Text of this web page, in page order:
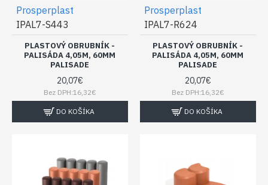
Prosperplast
IPAL7-S443
PLASTOVÝ OBRUBNÍK -
PALISÁDA 4,05M, 60MM
PALISADE
20,07€
Bez DPH:16,32€
DO KOŠÍKA
Prosperplast
IPAL7-R624
PLASTOVÝ OBRUBNÍK -
PALISÁDA 4,05M, 60MM
PALISADE
20,07€
Bez DPH:16,32€
DO KOŠÍKA